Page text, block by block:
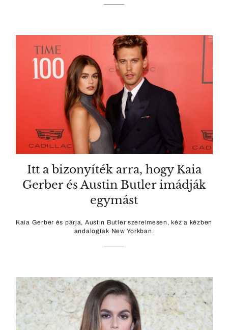
Itt a bizonyíték arra, hogy Kaia
Gerber és Austin Butler imádják
egymást
Kaia Gerber és párja, Austin Butler szerelmesen, kéz a kézben
andalogtak New Yorkban.